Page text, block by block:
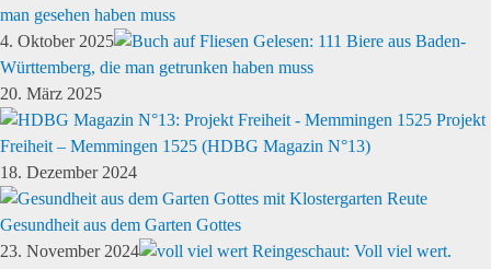
man gesehen haben muss
4. Oktober 2025
Gelesen: 111 Biere aus Baden-
Württemberg, die man getrunken haben muss
20. März 2025
Projekt
Freiheit – Memmingen 1525 (HDBG Magazin N°13)
18. Dezember 2024
Gesundheit aus dem Garten Gottes
23. November 2024
Reingeschaut: Voll viel wert.